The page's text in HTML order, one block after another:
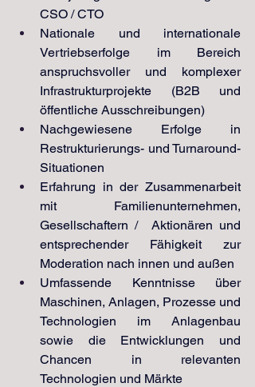
CSO / CTO
Nationale und internationale
Vertriebserfolge im Bereich
anspruchsvoller und komplexer
Infrastrukturprojekte (B2B und
öffentliche Ausschreibungen)
Nachgewiesene Erfolge in
Restrukturierungs- und Turnaround-
Situationen
Erfahrung in der Zusammenarbeit
mit Familienunternehmen,
Gesellschaftern /  Aktionären und
entsprechender Fähigkeit zur
Moderation nach innen und außen
Umfassende Kenntnisse über
Maschinen, Anlagen, Prozesse und
Technologien im Anlagenbau
sowie die Entwicklungen und
Chancen in relevanten
Technologien und Märkte